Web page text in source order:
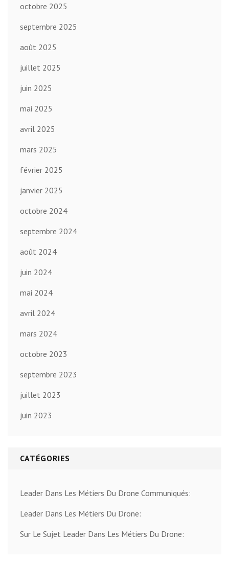
octobre 2025
septembre 2025
août 2025
juillet 2025
juin 2025
mai 2025
avril 2025
mars 2025
février 2025
janvier 2025
octobre 2024
septembre 2024
août 2024
juin 2024
mai 2024
avril 2024
mars 2024
octobre 2023
septembre 2023
juillet 2023
juin 2023
CATÉGORIES
Leader Dans Les Métiers Du Drone Communiqués:
Leader Dans Les Métiers Du Drone:
Sur Le Sujet Leader Dans Les Métiers Du Drone: